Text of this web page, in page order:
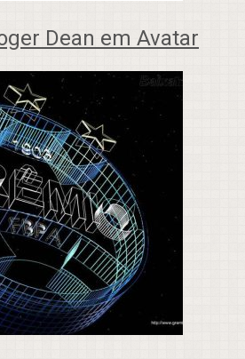
Dean em Avatar